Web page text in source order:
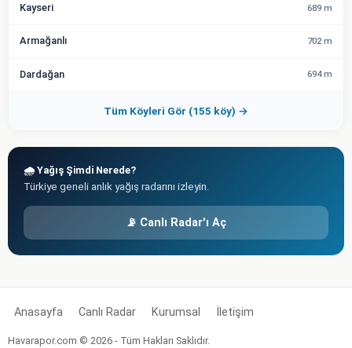
Kayseri 689 m
Armağanlı 702 m
Dardağan 694 m
Tüm Köyleri Gör (155 köy) →
🌧️ Yağış Şimdi Nerede?
Türkiye geneli anlık yağış radarını izleyin.
📡 Canlı Radar'ı Aç
Anasayfa Canlı Radar Kurumsal İletişim
Havarapor.com © 2026 - Tüm Hakları Saklıdır.